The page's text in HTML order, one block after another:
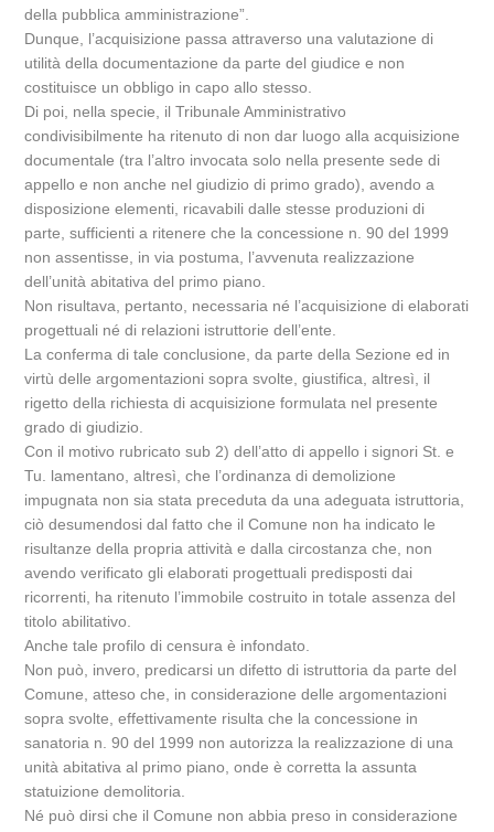
della pubblica amministrazione”.
Dunque, l’acquisizione passa attraverso una valutazione di
utilità della documentazione da parte del giudice e non
costituisce un obbligo in capo allo stesso.
Di poi, nella specie, il Tribunale Amministrativo
condivisibilmente ha ritenuto di non dar luogo alla acquisizione
documentale (tra l’altro invocata solo nella presente sede di
appello e non anche nel giudizio di primo grado), avendo a
disposizione elementi, ricavabili dalle stesse produzioni di
parte, sufficienti a ritenere che la concessione n. 90 del 1999
non assentisse, in via postuma, l’avvenuta realizzazione
dell’unità abitativa del primo piano.
Non risultava, pertanto, necessaria né l’acquisizione di elaborati
progettuali né di relazioni istruttorie dell’ente.
La conferma di tale conclusione, da parte della Sezione ed in
virtù delle argomentazioni sopra svolte, giustifica, altresì, il
rigetto della richiesta di acquisizione formulata nel presente
grado di giudizio.
Con il motivo rubricato sub 2) dell’atto di appello i signori St. e
Tu. lamentano, altresì, che l’ordinanza di demolizione
impugnata non sia stata preceduta da una adeguata istruttoria,
ciò desumendosi dal fatto che il Comune non ha indicato le
risultanze della propria attività e dalla circostanza che, non
avendo verificato gli elaborati progettuali predisposti dai
ricorrenti, ha ritenuto l’immobile costruito in totale assenza del
titolo abilitativo.
Anche tale profilo di censura è infondato.
Non può, invero, predicarsi un difetto di istruttoria da parte del
Comune, atteso che, in considerazione delle argomentazioni
sopra svolte, effettivamente risulta che la concessione in
sanatoria n. 90 del 1999 non autorizza la realizzazione di una
unità abitativa al primo piano, onde è corretta la assunta
statuizione demolitoria.
Né può dirsi che il Comune non abbia preso in considerazione